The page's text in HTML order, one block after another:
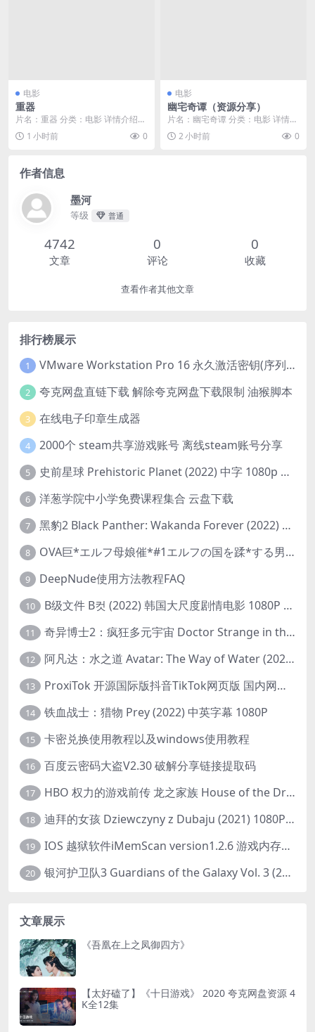
电影
重器
片名：重器 分类：电影 详情介绍
《重器》免费在线观看，提供高清
网盘下载，197...
1 小时前 0
电影
幽宅奇谭（资源分享）
片名：幽宅奇谭 分类：电影 详情介
绍 《幽宅奇谭》免费在线观看，提
供高清网盘下载...
2 小时前 0
作者信息
墨河
等级 普通
4742
文章
0
评论
0
收藏
查看作者其他文章
排行榜展示
1 VMware Workstation Pro 16 永久激活密钥(序列号)
2 夸克网盘直链下载 解除夸克网盘下载限制 油猴脚本
3 在线电子印章生成器
4 2000个 steam共享游戏账号 离线steam账号分享
5 史前星球 Prehistoric Planet (2022) 中字 1080p 高清 阿里云盘 2022.5.27已更新全集
6 洋葱学院中小学免费课程集合 云盘下载
7 黑豹2 Black Panther: Wakanda Forever (2022) 高清版
8 OVA巨*エルフ母娘催*#1エルフの国を蹂*する男。汚された女王と姫
9 DeepNude使用方法教程FAQ
10 B级文件 B컷 (2022) 韩国大尺度剧情电影 1080P 中字
11 奇异博士2：疯狂多元宇宙 Doctor Strange in the Multiverse of Madness (2022) 高清版1080p
12 阿凡达：水之道 Avatar: The Way of Water (2022) 1080p 2k 4k 中文字幕
13 ProxiTok 开源国际版抖音TikTok网页版 国内网络直连
14 铁血战士：猎物 Prey (2022) 中英字幕 1080P
15 卡密兑换使用教程以及windows使用教程
16 百度云密码大盗V2.30 破解分享链接提取码
17 HBO 权力的游戏前传 龙之家族 House of the Dragon (2022) 中字 1080P 更新4集
18 迪拜的女孩 Dziewczyny z Dubaju (2021) 1080P 中字
19 IOS 越狱软件iMemScan version1.2.6 游戏内存修改器
20 银河护卫队3 Guardians of the Galaxy Vol. 3 (2023)4K高清资源1080p只分享精品
文章展示
《吾凰在上之凤御四方》
【太好磕了】《十日游戏》 2020 夸克网盘资源 4
K全12集